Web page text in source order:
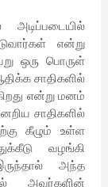
என்று
ஒரு பொருள்
சாதிகளில்
என்று மனம்
சாதிகளில்
கீழும் உள்ள
வழங்கி
அந்த
அவர்களின்